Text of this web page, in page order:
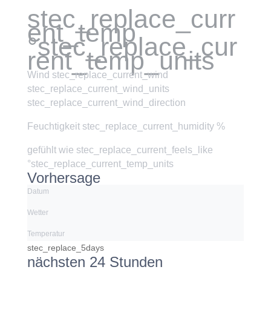
stec_replace_curr
ent_temp
°stec_replace_cur
rent_temp_units
Wind stec_replace_current_wind
stec_replace_current_wind_units
stec_replace_current_wind_direction
Feuchtigkeit stec_replace_current_humidity %
gefühlt wie stec_replace_current_feels_like
°stec_replace_current_temp_units
Vorhersage
Datum
Wetter
Temperatur
stec_replace_5days
nächsten 24 Stunden